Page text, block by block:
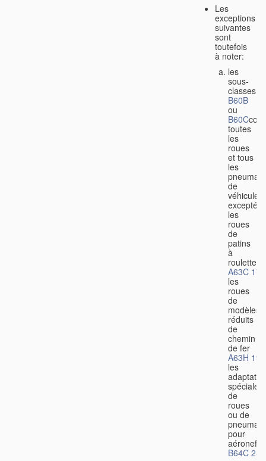
Les
exceptions
suivantes
sont
toutefois
à noter:
les
sous-
classes
B60B
ou
B60C
toutes
les
roues
et tous
les
de
véhicules,
excepté
les
roues
de
patins
à
roulettes
A63C 17/
les
roues
de
modèles
réduits
de
chemin
de fer
A63H 19/
les
spéciales
de
roues
ou de
pour
aéronefs
B64C 25/